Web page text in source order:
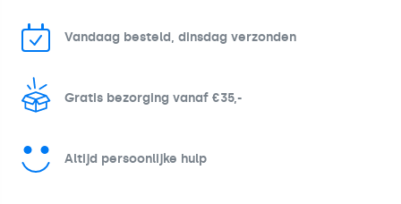
Vandaag besteld, dinsdag verzonden
Gratis bezorging vanaf €35,-
Altijd persoonlijke hulp